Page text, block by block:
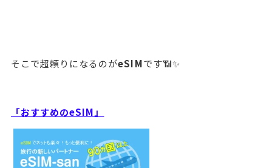
そこで超頼りになるのがeSIMです📶✨
「おすすめのeSIM」